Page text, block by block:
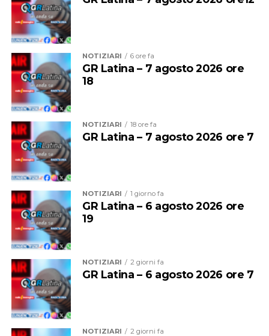
Questa mattina il primo treno a fermarsi alla stazione di
Cisterna era stato il regionale partito alle 11,56 dalla
stazione Termini. La presenza di una persona che dava
in escandescenza sui binari aveva costretto il treno a
fermarsi alla stazione precedente. La situazione
sembrava inizialmente rientrata, poi la sospensione del
traffico.
NOTIZIARI 6 ore fa
GR Latina – 7 agosto 2026 ore
18
NOTIZIARI 18 ore fa
GR Latina – 7 agosto 2026 ore 7
NOTIZIARI 1 giorno fa
GR Latina – 6 agosto 2026 ore
19
NOTIZIARI 2 giorni fa
GR Latina – 6 agosto 2026 ore 7
NOTIZIARI 2 giorni fa